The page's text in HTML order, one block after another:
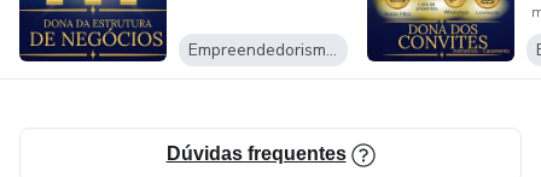
Empreendedorismo Digital
Dúvidas frequentes